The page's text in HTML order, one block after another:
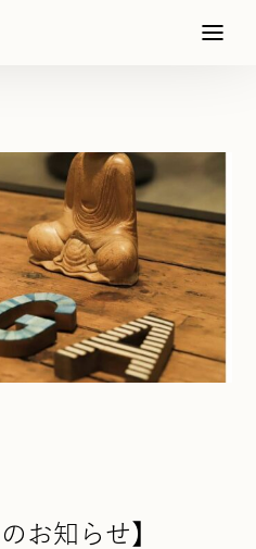
お知らせ】